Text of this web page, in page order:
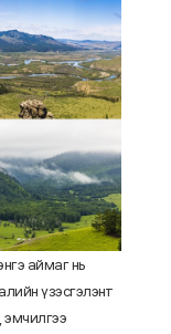
аймаг нь
үзэсгэлэнт
эмчилгээ